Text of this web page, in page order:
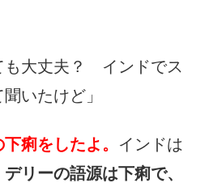
も大丈夫？ インドでス
いたけど」
痢をしたよ。 インドは
デリーの語源は下痢で、